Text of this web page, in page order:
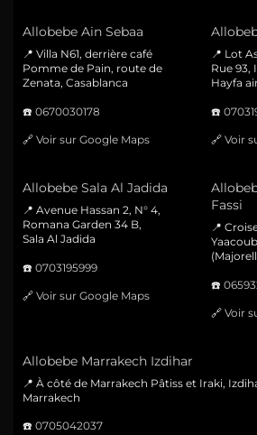
Allobebe Ain Sebaa
📍 Villa N61, derrière café
Pomme de Pain, route de
Zenata, Casablanca
☎️ 0670030178
🔗 Voir sur Google Maps
📍 Lot
Rue 93,
Hayfa
☎️
🔗 Voir
Allobebe Sala Al Jadida
📍 Avenue Hassan 2, N° 4,
Romana Garden 34 B,
Sala Al Jadida
☎️ 0703195999
🔗 Voir sur Google Maps
Fassi
📍
☎️
🔗 Voir
Allobebe Marrakech Izdihar
📍 À côté de Marrakech Pâtiss et Iraki,
Marrakech
☎️ 0705042037